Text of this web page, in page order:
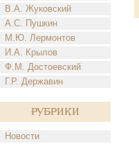
В.А. Жуковский
А.С. Пушкин
М.Ю. Лермонтов
И.А. Крылов
Ф.М. Достоевский
Г.Р. Державин
Рубрики
Новости